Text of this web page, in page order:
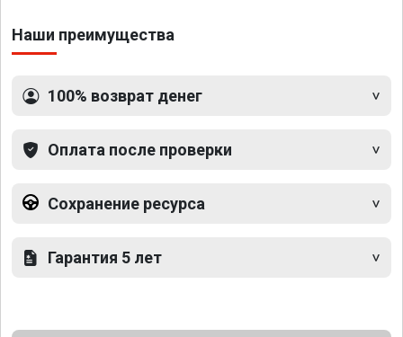
Наши преимущества
100% возврат денег
Оплата после проверки
Сохранение ресурса
Гарантия 5 лет